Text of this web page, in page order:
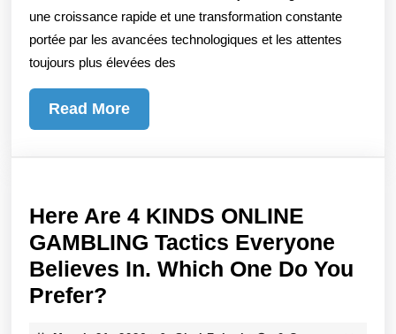
sportifs
en
sur
X3BET
Casino
une croissance rapide et une transformation constante
portée par les avancées technologiques et les attentes
toujours plus élevées des
Read MoreRead
More
Here Are 4 KINDS ONLINE
GAMBLING Tactics Everyone
Believes In. Which One Do You
Prefer?